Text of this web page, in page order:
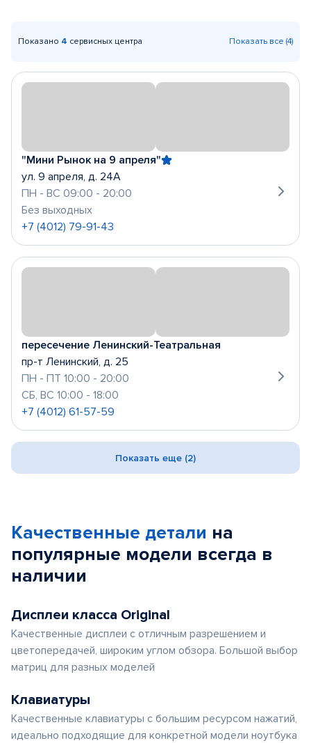
Показано 4 сервисных центра Показать все (4)
"Мини Рынок на 9 апреля"
ул. 9 апреля, д. 24А
ПН - ВС 09:00 - 20:00
Без выходных
+7 (4012) 79-91-43
пересечение Ленинский-Театральная
пр-т Ленинский, д. 25
ПН - ПТ 10:00 - 20:00
СБ, ВС 10:00 - 18:00
+7 (4012) 61-57-59
Показать еще (2)
Качественные детали на
популярные модели всегда в
наличии
Дисплеи класса Original
Качественные дисплеи с отличным разрешением и
цветопередачей, широким углом обзора. Большой выбор
матриц для разных моделей
Клавиатуры
Качественные клавиатуры с большим ресурсом нажатий,
идеально подходящие для конкретной модели ноутбука